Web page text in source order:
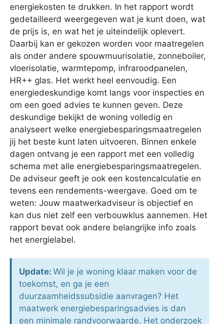
energiekosten te drukken. In het rapport wordt
gedetailleerd weergegeven wat je kunt doen, wat
de prijs is, en wat het je uiteindelijk oplevert.
Daarbij kan er gekozen worden voor maatregelen
als onder andere spouwmuurisolatie, zonneboiler,
vloerisolatie, warmtepomp, infraroodpanelen,
HR++ glas. Het werkt heel eenvoudig. Een
energiedeskundige komt langs voor inspecties en
om een goed advies te kunnen geven. Deze
deskundige bekijkt de woning volledig en
analyseert welke energiebesparingsmaatregelen
jij het beste kunt laten uitvoeren. Binnen enkele
dagen ontvang je een rapport met een volledig
schema met alle energiebesparingsmaatregelen.
De adviseur geeft je ook een kostencalculatie en
tevens een rendements-weergave. Goed om te
weten: Jouw maatwerkadviseur is objectief en
kan dus niet zelf een verbouwklus aannemen. Het
rapport bevat ook andere belangrijke info zoals
het energielabel.
Update: Wil je je woning klaar maken voor de
toekomst, en ga je een
duurzaamheidssubsidie aanvragen? Het
maatwerk energiebesparingsadvies is dan
een minimale randvoorwaarde. Het onderzoek